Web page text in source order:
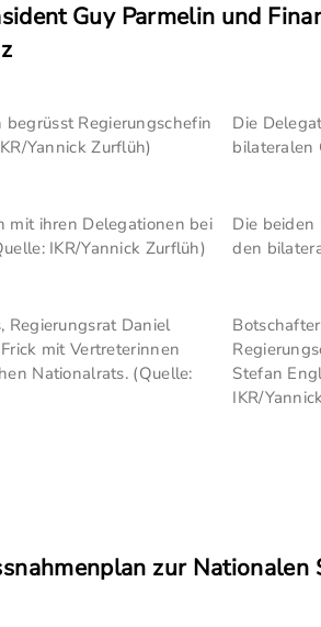
Guy Parmelin und
Regierungschefin
Yannick Zurflüh)
Die
bilateralen
mit ihren Delegationen bei
IKR/Yannick Zurflüh)
Die
den
Regierungsrat Daniel
mit Vertreterinnen
Nationalrats. (Quelle:
Stefan
IKR/
zur